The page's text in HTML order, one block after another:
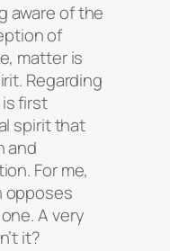
aware of the
of
matter is
Regarding
first
spirit that
and
For me,
opposes
A very
it?